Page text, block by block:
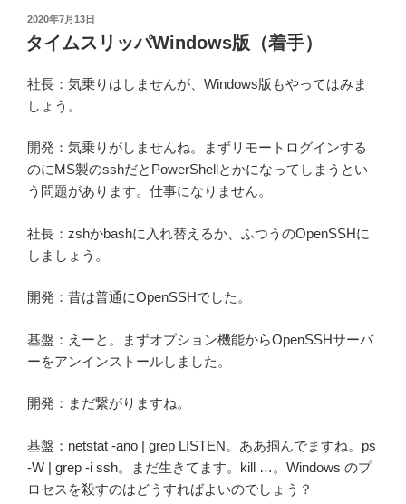
投
稿
日:
2020年7月13日
タイムスリッパWindows版（着手）
社長：気乗りはしませんが、Windows版もやってはみま
しょう。
開発：気乗りがしませんね。まずリモートログインする
のにMS製のsshだとPowerShellとかになってしまうとい
う問題があります。仕事になりません。
社長：zshかbashに入れ替えるか、ふつうのOpenSSHに
しましょう。
開発：昔は普通にOpenSSHでした。
基盤：えーと。まずオプション機能からOpenSSHサーバ
ーをアンインストールしました。
開発：まだ繋がりますね。
基盤：netstat -ano | grep LISTEN。ああ掴んでますね。ps
-W | grep -i ssh。まだ生きてます。kill …。Windows のプ
ロセスを殺すのはどうすればよいのでしょう？